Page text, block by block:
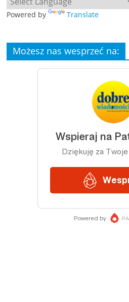
Powered by Translate
Możesz nas wesprzeć na: